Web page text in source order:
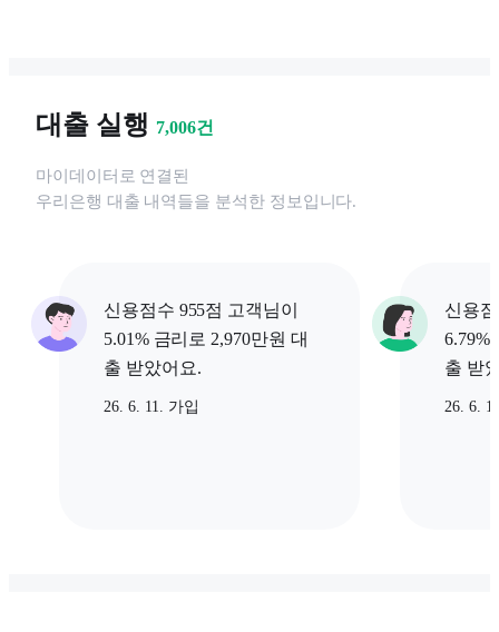
대출 실행 7,006건
마이데이터로 연결된
우리은행 대출 내역들을 분석한 정보입니다.
신용점수 955점 고객님이
5.01% 금리로 2,970만원 대
출 받았어요.
26. 6. 11. 가입
신용
6.79%
출 받
26. 6.